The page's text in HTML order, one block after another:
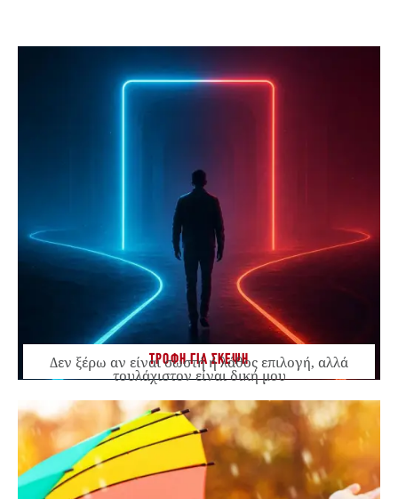
ΤΡΟΦΗ ΓΙΑ ΣΚΕΨΗ
Δεν ξέρω αν είναι σωστή ή λάθος επιλογή, αλλά
τουλάχιστον είναι δική μου